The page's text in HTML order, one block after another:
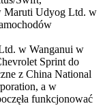
Maruti Udyog Ltd. w
w Wanganui w
Sprint do
z China National
a w
funkcjonować